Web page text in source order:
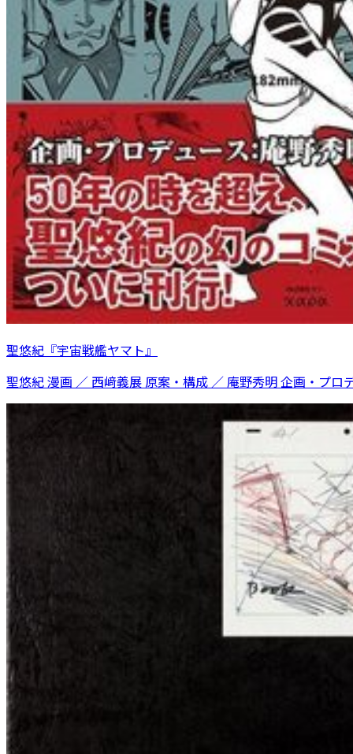
聖悠紀『宇宙戦艦ヤマト』
聖悠紀 漫画 ／ 西﨑義展 原案・構成 ／ 庵野秀明 企画・プロ